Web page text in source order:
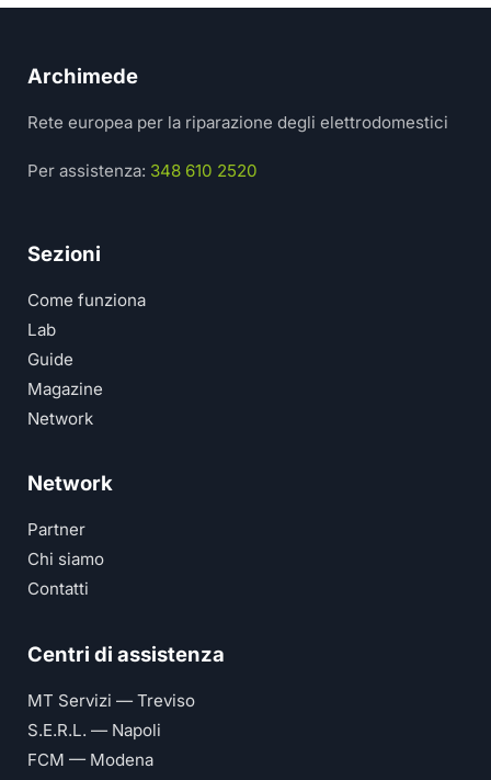
Archimede
Rete europea per la riparazione degli elettrodomestici
Per assistenza: 348 610 2520
Sezioni
Come funziona
Lab
Guide
Magazine
Network
Network
Partner
Chi siamo
Contatti
Centri di assistenza
MT Servizi — Treviso
S.E.R.L. — Napoli
FCM — Modena